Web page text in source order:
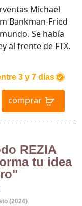
3 y 7 días
comprar
Michael
Bankman-Fried
Se había
al frente de FTX,
REZIA
tu idea
(2024)